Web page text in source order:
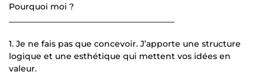
Pourquoi moi ?
1. Je ne fais pas que concevoir. J’apporte une structure
logique et une esthétique qui mettent vos idées en
valeur.